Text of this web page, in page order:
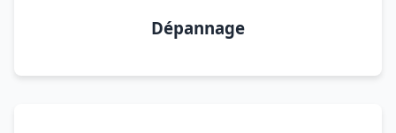
Dépannage